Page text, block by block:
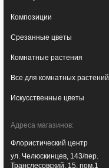
Композиции
Срезанные цветы
Комнатные растения
Все для комнатных растений
Искусственные цветы
Адреса магазинов:
Флористический центр
ул. Челюскинцев, 143/пер.
Транслесовский, 15, пом.1